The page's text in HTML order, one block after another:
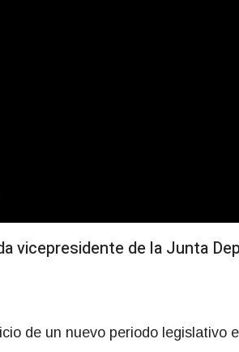
vicepresidente de la Junta
de un nuevo periodo legislativo